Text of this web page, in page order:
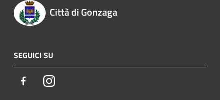
Città di Gonzaga
SEGUICI SU
FacebookInstagram